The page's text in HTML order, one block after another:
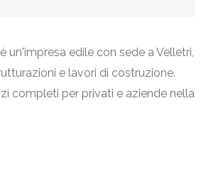
un'impresa edile con sede a Velletri,
e lavori di costruzione.
completi per privati e aziende nella